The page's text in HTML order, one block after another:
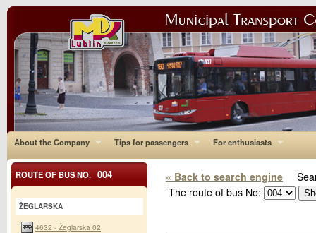
About the Company Tips for passengers For enthusiasts
« Back to search engine
The route of bus No:
ROUTE OF BUS NO. 004
ŻEGLARSKA
4632 - Żeglarska 02